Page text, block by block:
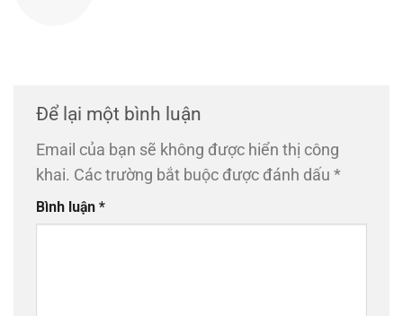
Để lại một bình luận
Email của bạn sẽ không được hiển thị công
khai. Các trường bắt buộc được đánh dấu *
Bình luận *